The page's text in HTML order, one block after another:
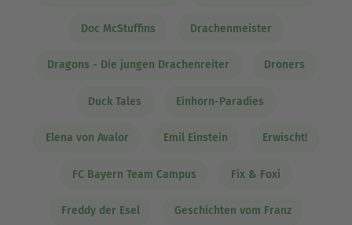
Doc McStuffins Drachenmeister
Dragons - Die jungen Drachenreiter Droners
Duck Tales Einhorn-Paradies
Elena von Avalor Emil Einstein Erwischt!
FC Bayern Team Campus Fix & Foxi
Freddy der Esel Geschichten vom Franz